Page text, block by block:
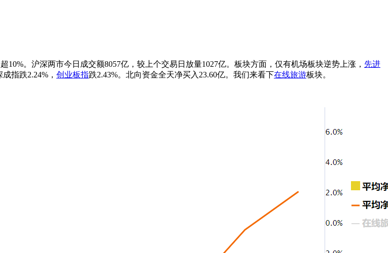
。沪深两市今日成交额8057亿，较上个交易日放量1027亿。板块方面，仅有机场板块逆势上涨， 先进
指跌2.24%， 创业板指跌2.43%。北向资金全天净买入23.60亿。我们来看下在线旅游板块。